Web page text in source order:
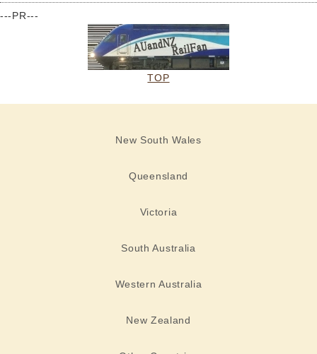
---PR---
TOP
New South Wales
Queensland
Victoria
South Australia
Western Australia
New Zealand